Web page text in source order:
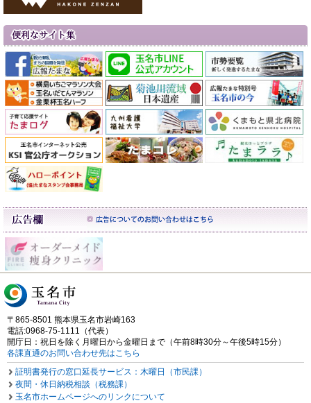
〒865-8501 熊本県玉名市岩崎163
電話:0968-75-1111（代表）
開庁日：祝日を除く月曜日から金曜日まで（午前8時30分～午後5時15分）
各課直通のお問い合わせ先はこちら
証明書発行の窓口延長サービス：木曜日（市民課）
夜間・休日納税相談（税務課）
玉名市ホームページへのリンクについて